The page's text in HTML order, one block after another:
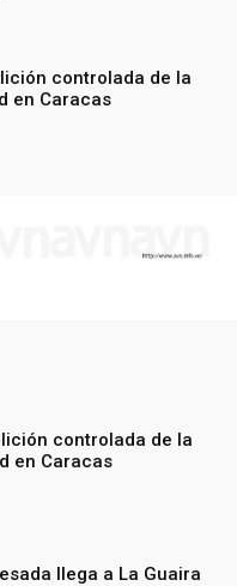
controlada de la
en Caracas
controlada de la
en Caracas
llega a La Guaira